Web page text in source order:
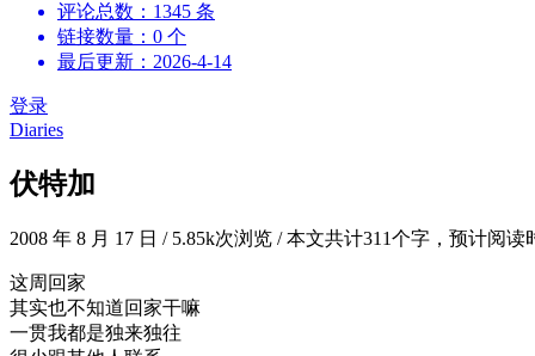
评论总数：1345 条
链接数量：0 个
最后更新：2026-4-14
登录
Diaries
伏特加
2008 年 8 月 17 日 /5.85k次浏览 /本文共计311个字，预计阅读
这周回家
其实也不知道回家干嘛
一贯我都是独来独往